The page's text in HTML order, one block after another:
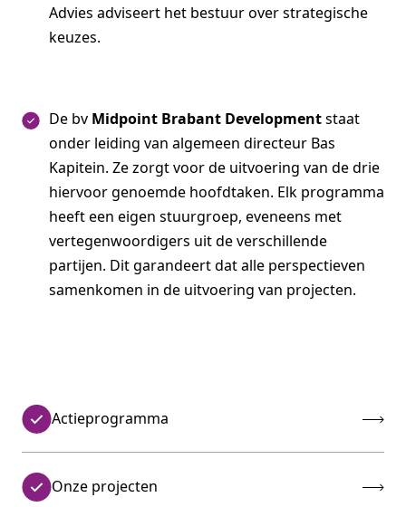
Advies adviseert het bestuur over strategische
keuzes.
De bv Midpoint Brabant Developmentstaat
onder leiding van algemeen directeur Bas
Kapitein. Ze zorgt voor de uitvoering van de drie
hiervoor genoemde hoofdtaken. Elk programma
heeft een eigen stuurgroep, eveneens met
vertegenwoordigers uit de verschillende
partijen. Dit garandeert dat alle perspectieven
samenkomen in de uitvoering van projecten.
Actieprogramma
Onze projecten